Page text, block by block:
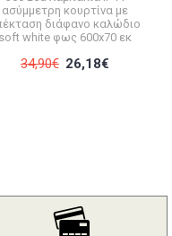
ασύμμετρη κουρτίνα με
διάφανο καλώδιο
soft white φως 600x70 εκ
34,90€ 26,18€